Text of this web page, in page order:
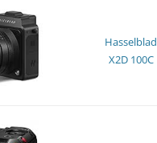
Hasselblad
X2D 100C